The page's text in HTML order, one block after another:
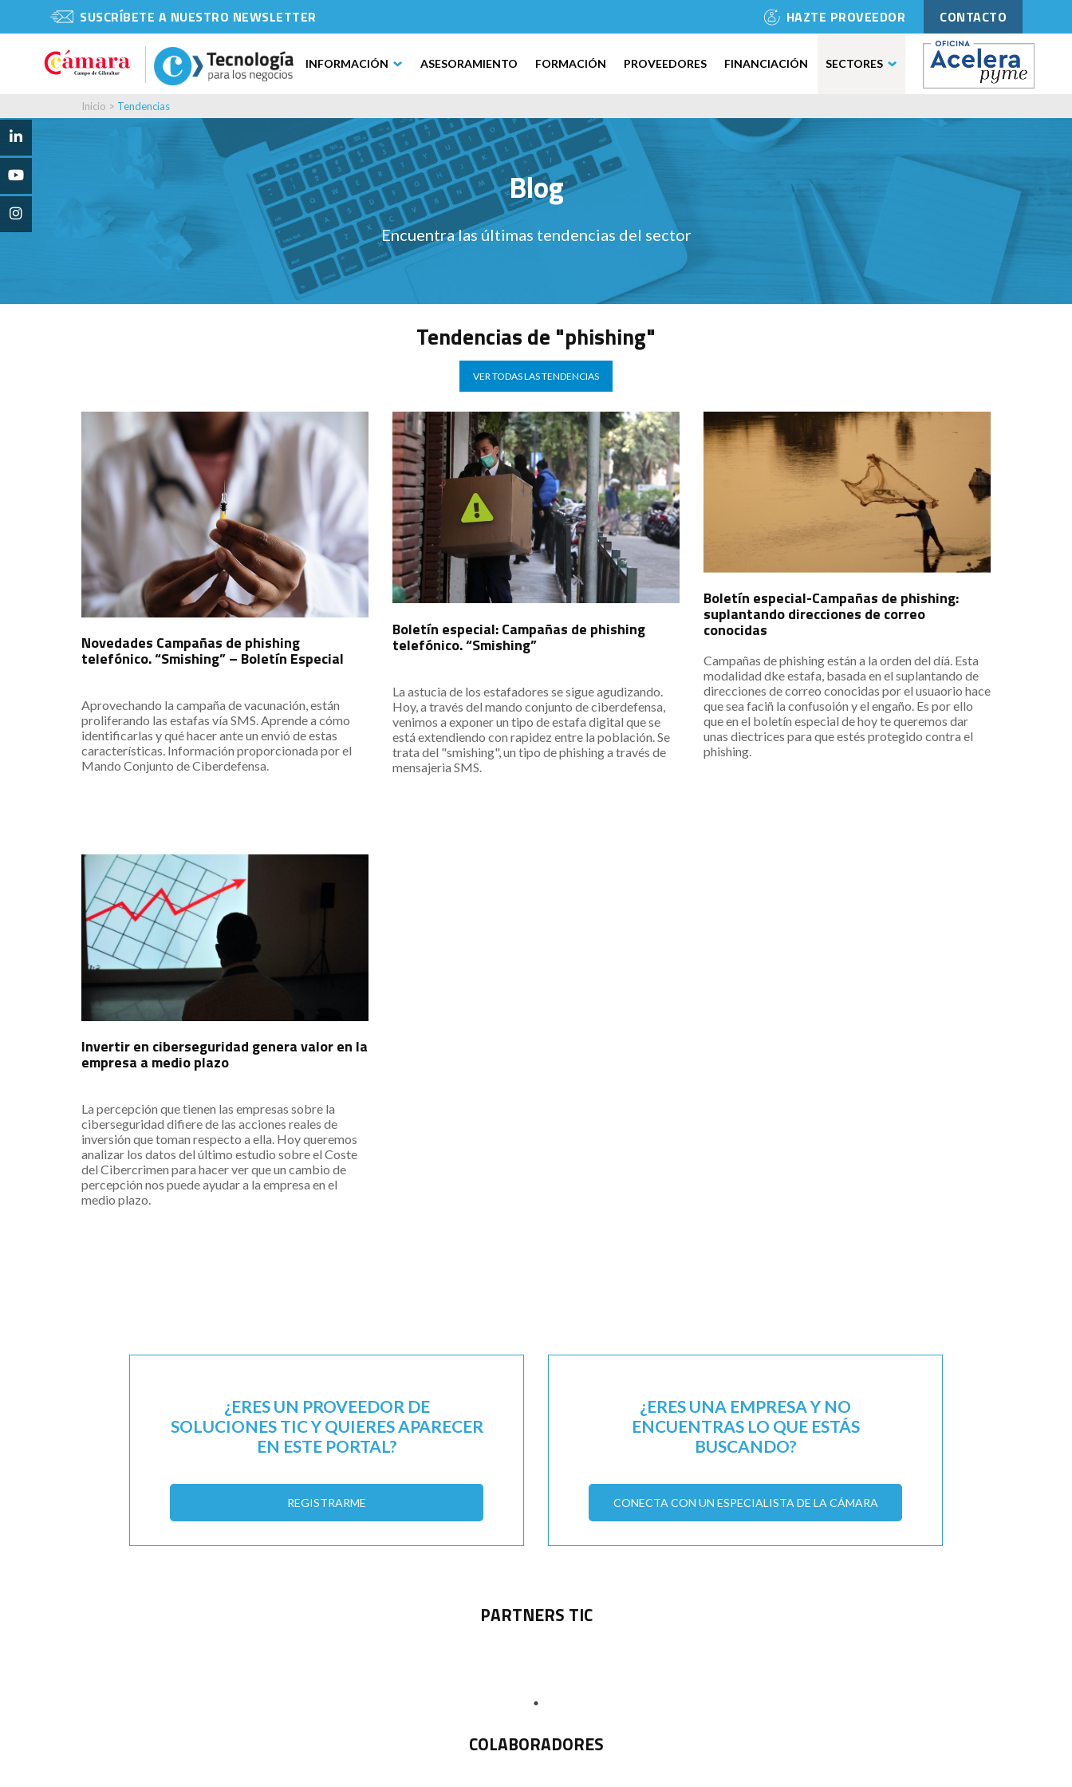
SUSCRÍBETE A NUESTRO NEWSLETTER HAZTE PROVEEDOR CONTACTO
INFORMACIÓN ASESORAMIENTO FORMACIÓN PROVEEDORES FINANCIACIÓN SECTORES
Inicio > Tendencias
Blog
Encuentra las últimas tendencias del sector
Tendencias de "phishing"
VER TODAS LAS TENDENCIAS
Novedades Campañas de phishing
telefónico. “Smishing” – Boletín Especial
Aprovechando la campaña de vacunación, están
proliferando las estafas vía SMS. Aprende a cómo
identificarlas y qué hacer ante un envió de estas
características. Información proporcionada por el
Mando Conjunto de Ciberdefensa.
Boletín especial: Campañas de phishing
telefónico. “Smishing”
La astucia de los estafadores se sigue agudizando.
Hoy, a través del mando conjunto de ciberdefensa,
venimos a exponer un tipo de estafa digital que se
está extendiendo con rapidez entre la población. Se
trata del "smishing", un tipo de phishing a través de
mensajeria SMS.
Boletín especial-Campañas de phishing:
suplantando direcciones de correo
conocidas
Campañas de phishing están a la orden del díá. Esta
modalidad dke estafa, basada en el suplantando de
direcciones de correo conocidas por el usuaorio hace
que sea faciñ la confusoión y el engaño. Es por ello
que en el boletín especial de hoy te queremos dar
unas diectrices para que estés protegido contra el
phishing.
Invertir en ciberseguridad genera valor en la
empresa a medio plazo
La percepción que tienen las empresas sobre la
ciberseguridad difiere de las acciones reales de
inversión que toman respecto a ella. Hoy queremos
analizar los datos del último estudio sobre el Coste
del Cibercrimen para hacer ver que un cambio de
percepción nos puede ayudar a la empresa en el
medio plazo.
¿ERES UN PROVEEDOR DE
SOLUCIONES TIC Y QUIERES APARECER
EN ESTE PORTAL?
REGISTRARME
¿ERES UNA EMPRESA Y NO
ENCUENTRAS LO QUE ESTÁS
BUSCANDO?
CONECTA CON UN ESPECIALISTA DE LA CÁMARA
PARTNERS TIC
COLABORADORES